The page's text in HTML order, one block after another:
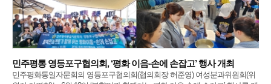
민주평통 영등포구협의회, ‘평화 이음-손에 손잡고’ 행사 개최
민주평화통일자문회의 영등포구협의회(협의회장 허준영) 여성분과위원회(위